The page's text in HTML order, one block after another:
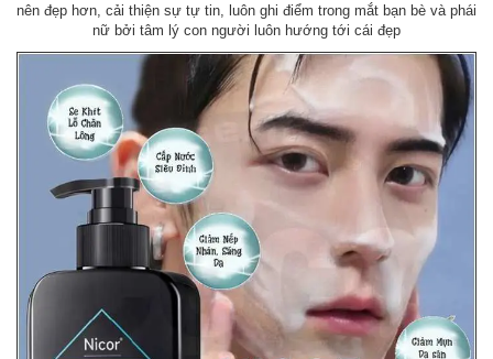
nên đẹp hơn, cải thiện sự tự tin, luôn ghi điểm trong mắt bạn bè và phái
nữ bởi tâm lý con người luôn hướng tới cái đẹp